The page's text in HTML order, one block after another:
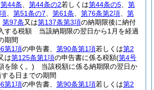
第44条 第44条の2若しくは第44条の5
第
第51条の7 第61条 第76条第2項
第
第97条又は第137条第3項の納期限後に納付
する税額 当該納期限の翌日から1月を経過
期間
第1項の申告書、 第90条第1項若しくは第2
は第125条第1項の申告書に係る税額(第4号
を除く。) 当該税額に係る納期限の翌日か
る日までの期間
第1項の申告書、 第90条第1項若しくは第2